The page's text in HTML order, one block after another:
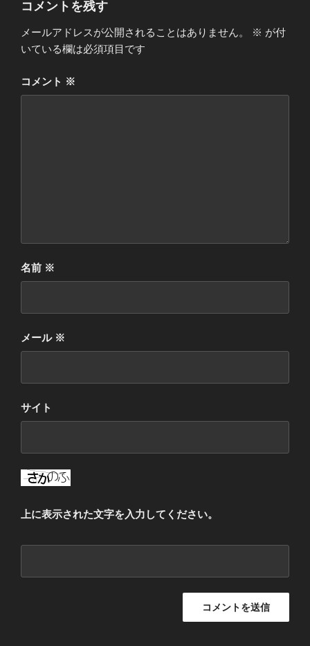
コメントを残す
メールアドレスが公開されることはありません。 ※ が付
いている欄は必須項目です
コメント ※
名前 ※
メール ※
サイト
上に表示された文字を入力してください。